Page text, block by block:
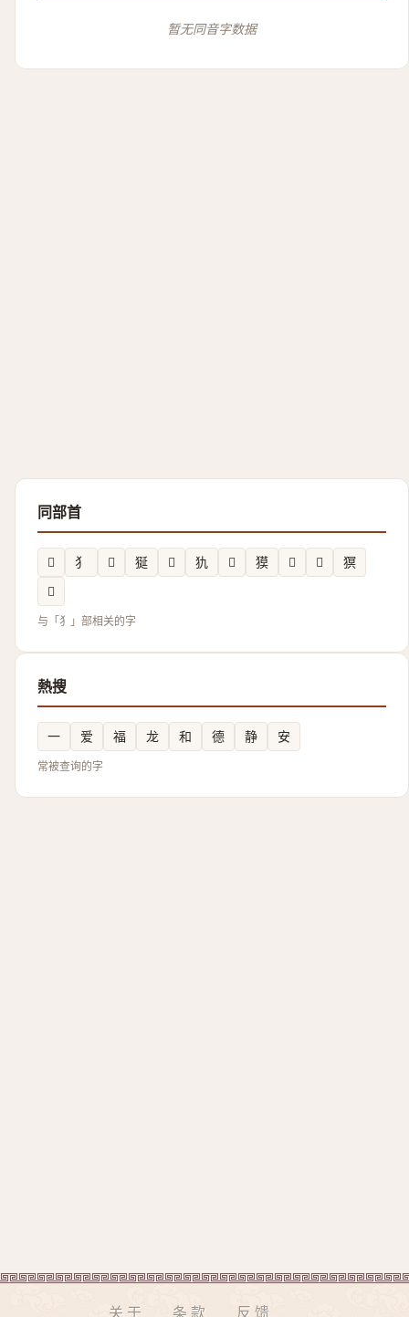
暂无同音字数据
同部首
𤡑 犭 𤟂 狿 𤞁 犰 𤞯 獏 𤢐 𤠰
猽
𬍃
与「犭」部相关的字
熱搜
一 爱 福 龙 和 德 静 安
常被查询的字
关于 条款 反馈